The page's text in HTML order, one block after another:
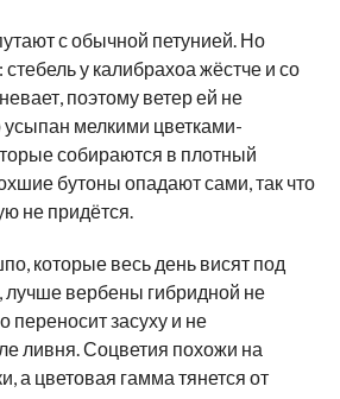
с обычной петунией. Но
стебель у калибрахоа жёстче и со
поэтому ветер ей не
усыпан мелкими цветками-
собираются в плотный
бутоны опадают сами, так что
не придётся.
которые весь день висят под
вербены гибридной не
переносит засуху и не
ливня. Соцветия похожи на
а цветовая гамма тянется от